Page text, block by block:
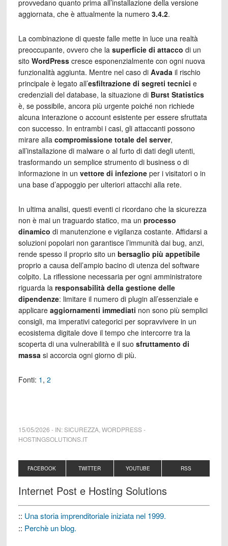
provvedano quanto prima all’installazione della versione
aggiornata, che è attualmente la numero 3.4.2.
La combinazione di queste falle mette in luce una realtà
preoccupante, ovvero che la superficie di attacco di un
sito WordPresscresce esponenzialmente con ogni nuova
funzionalità aggiunta. Mentre nel caso di Avada il rischio
principale è legato all’esfiltrazione di segreti tecnici e
credenziali del database, la situazione di Burst Statistics
è, se possibile, ancora più urgente poiché non richiede
alcuna interazione o account esistente per essere sfruttata
con successo. In entrambi i casi, gli attaccanti possono
mirare alla compromissione totale del server,
all’installazione di malware o al furto di dati degli utenti,
trasformando un semplice strumento di business o di
informazione in un vettore di infezioneper i visitatori o in
una base d’appoggio per ulteriori attacchi alla rete.
In ultima analisi, questi eventi ci ricordano che la sicurezza
non è mai un traguardo statico, ma un processo
dinamico di manutenzione e vigilanza costante. Affidarsi a
soluzioni popolari non garantisce l’immunità dai bug, anzi,
rende spesso il proprio sito un bersaglio più appetibile
proprio a causa dell’ampio bacino di utenza del software
colpito. La riflessione necessaria per ogni amministratore
riguarda la responsabilità della gestione delle
dipendenze: limitare il numero di plugin all’essenziale e
applicare aggiornamenti immediati non sono più semplici
consigli, ma imperativi categorici per sopravvivere in un
ecosistema digitale dove il tempo che intercorre tra la
scoperta di una vulnerabilità e il suo sfruttamento di
massa si accorcia ogni giorno di più.
Fonti: 1 , 2
15/05/2026 - IN:SICUREZZA, WORDPRESS-
HOSTINGSOLUTIONS.IT
FACEBOOK TWITTER YOUTUBE RSS
Internet Post e Hosting Solutions
:: Una storia imprenditoriale iniziata nel 1999.
:: Perchè un blog.